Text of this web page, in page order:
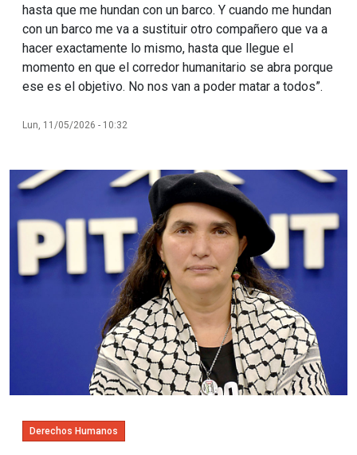
hasta que me hundan con un barco. Y cuando me hundan
con un barco me va a sustituir otro compañero que va a
hacer exactamente lo mismo, hasta que llegue el
momento en que el corredor humanitario se abra porque
ese es el objetivo. No nos van a poder matar a todos”.
Lun, 11/05/2026 - 10:32
Imagen
Derechos Humanos